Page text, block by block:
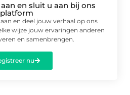
en sluit u aan bij ons
platform
en deel jouw verhaal op ons
wijze jouw ervaringen anderen
en samenbrengen.
nu